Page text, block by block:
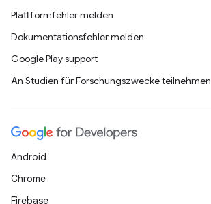
Plattformfehler melden
Dokumentationsfehler melden
Google Play support
An Studien für Forschungszwecke teilnehmen
Android
Chrome
Firebase